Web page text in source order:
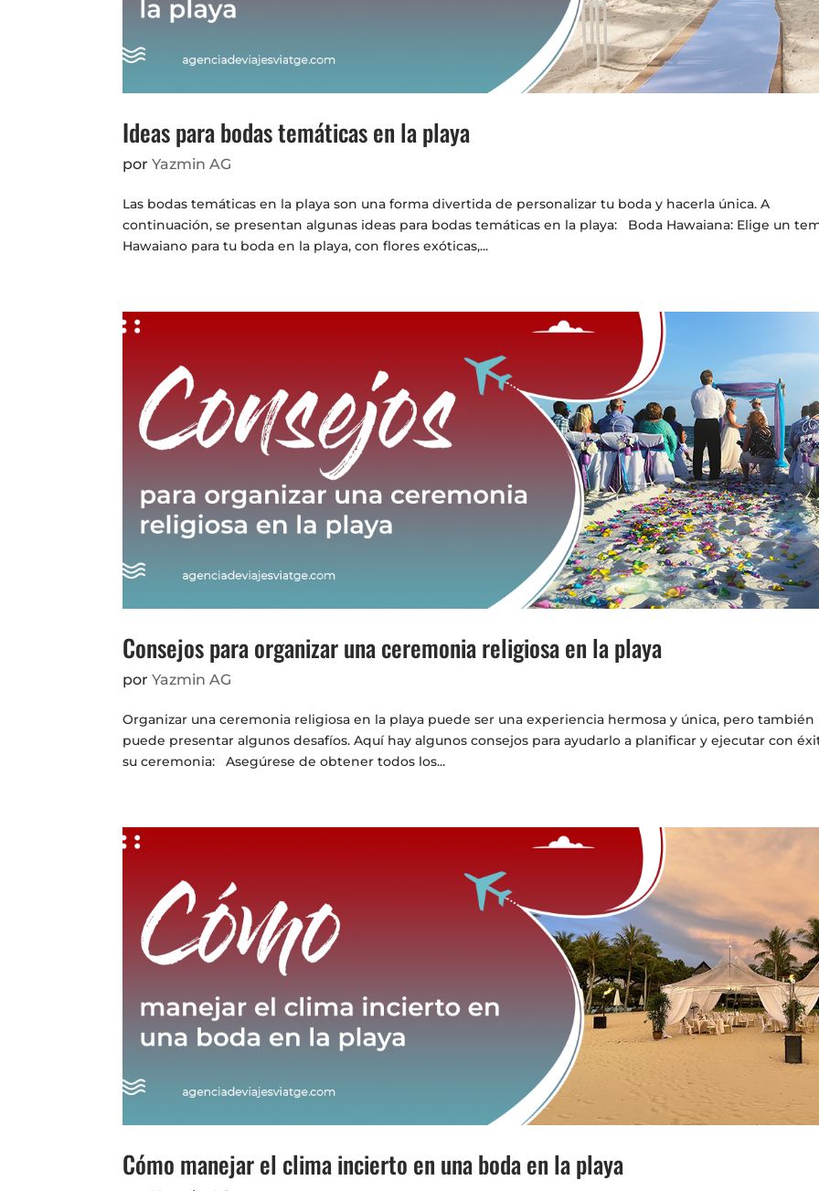
Ideas para bodas temáticas en la playa
porYazmin AG
Las bodas temáticas en la playa son una forma divertida de personalizar tu boda y hacerla única. A
continuación, se presentan algunas ideas para bodas temáticas en la playa: Boda Hawaiana: Elige un
Hawaiano para tu boda en la playa, con flores exóticas,...
Consejos para organizar una ceremonia religiosa en la playa
porYazmin AG
Organizar una ceremonia religiosa en la playa puede ser una experiencia hermosa y única, pero también
puede presentar algunos desafíos. Aquí hay algunos consejos para ayudarlo a planificar y ejecutar con
su ceremonia: Asegúrese de obtener todos los...
Cómo manejar el clima incierto en una boda en la playa